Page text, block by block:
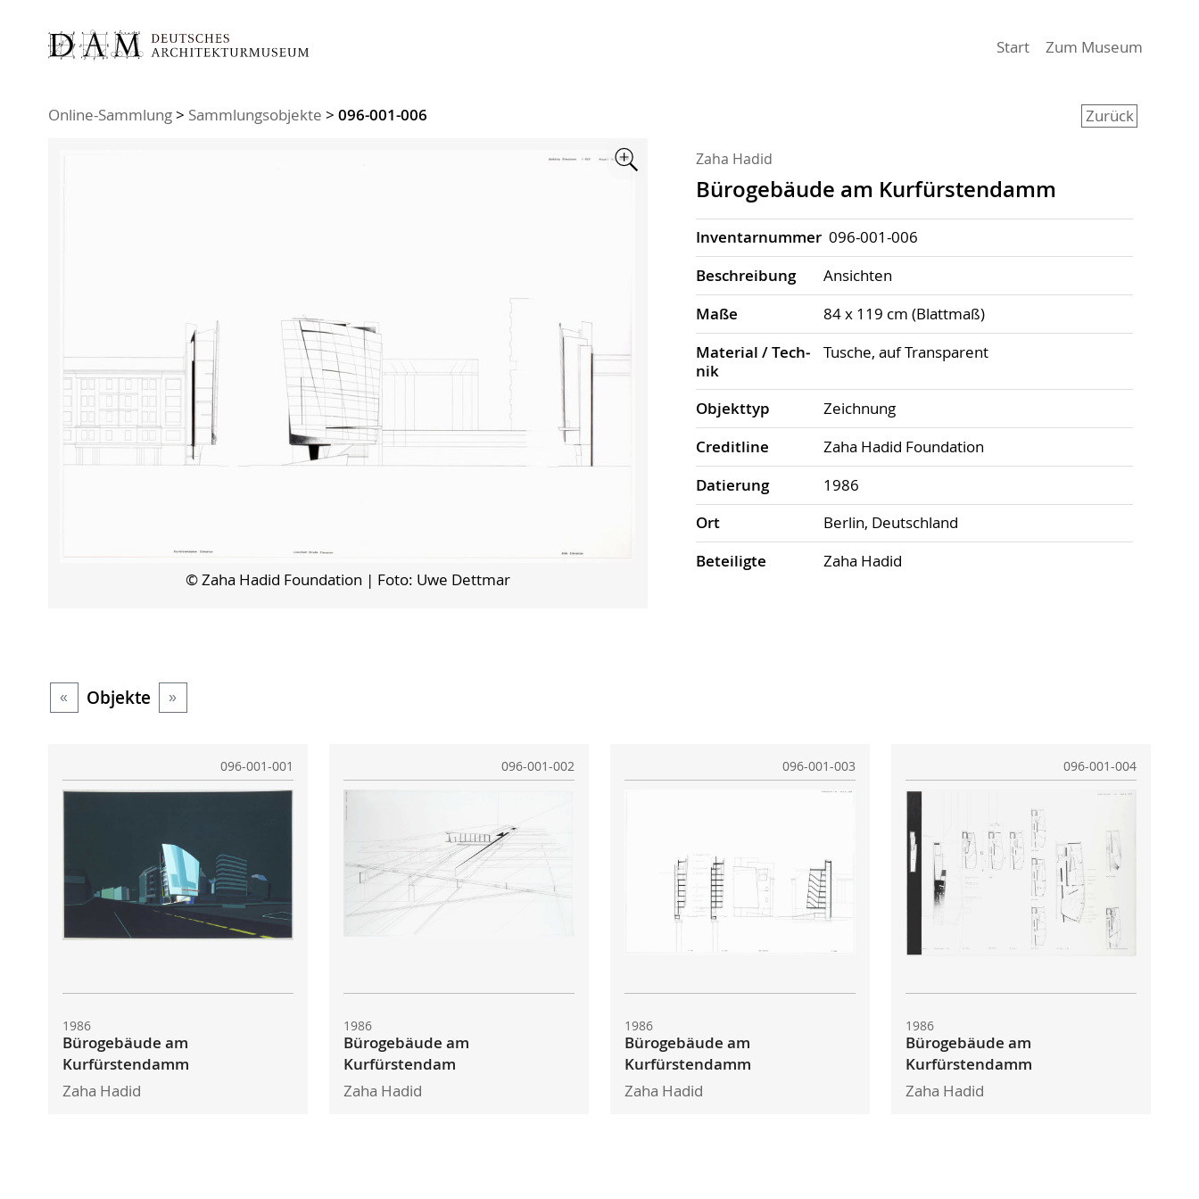
Start(aktiv)
Zum Museum
Zurück
Sie sind hier:
Online-Sammlung> Sammlungsobjekte > 096-001-006
© Zaha Hadid Foundation | Foto: Uwe Dettmar
Zaha Hadid
Bürogebäude am Kurfürstendamm
Inventarnummer 096-001-006
Beschrei­bung
Ansichten
Maße
84 x 119 cm (Blattmaß)
Material / Tech­
nik
Tusche, auf Transparent
Objekt­typ
Zeichnung
Credit­line
Zaha Hadid Foundation
Datierung
1986
Ort
Berlin, Deutschland
Beteiligte
Zaha Hadid
« Objekte »
096-001-001
1986
Bürogebäude am
Kurfürstendamm
Zaha Hadid
096-001-002
1986
Bürogebäude am
Kurfürstendam
Zaha Hadid
096-001-003
1986
Bürogebäude am
Kurfürstendamm
Zaha Hadid
096-001-004
1986
Bürogebäude am
Kurfürstendamm
Zaha Hadid